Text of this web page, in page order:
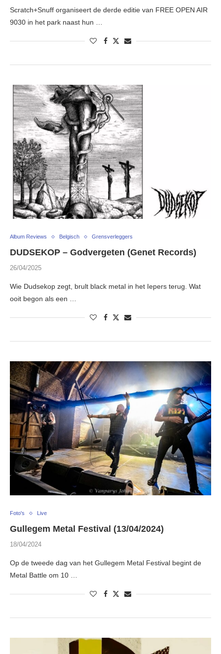
Scratch+Snuff organiseert de derde editie van FREE OPEN AIR
9030 in het park naast hun …
Album Reviews Belgisch Grensverleggers
DUDSEKOP – Godvergeten (Genet Records)
26/04/2025
Wie Dudsekop zegt, brult black metal in het Iepers terug. Wat
ooit begon als een …
Foto's Live
Gullegem Metal Festival (13/04/2024)
18/04/2024
Op de tweede dag van het Gullegem Metal Festival begint de
Metal Battle om 10 …